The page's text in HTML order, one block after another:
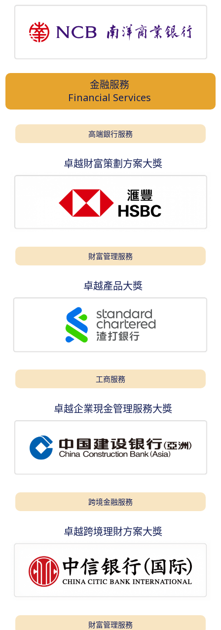
金融服務
Financial Services
高端銀行服務
卓越財富策劃方案大獎
財富管理服務
卓越產品大獎
工商服務
卓越企業現金管理服務大獎
跨境金融服務
卓越跨境理財方案大獎
財富管理服務